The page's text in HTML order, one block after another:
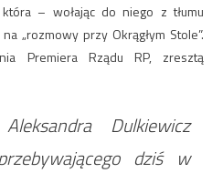
– wołając do niego z tłumu
„rozmowy przy Okrągłym Stole”.
Premiera Rządu RP, zresztą
Dulkiewicz
dziś w